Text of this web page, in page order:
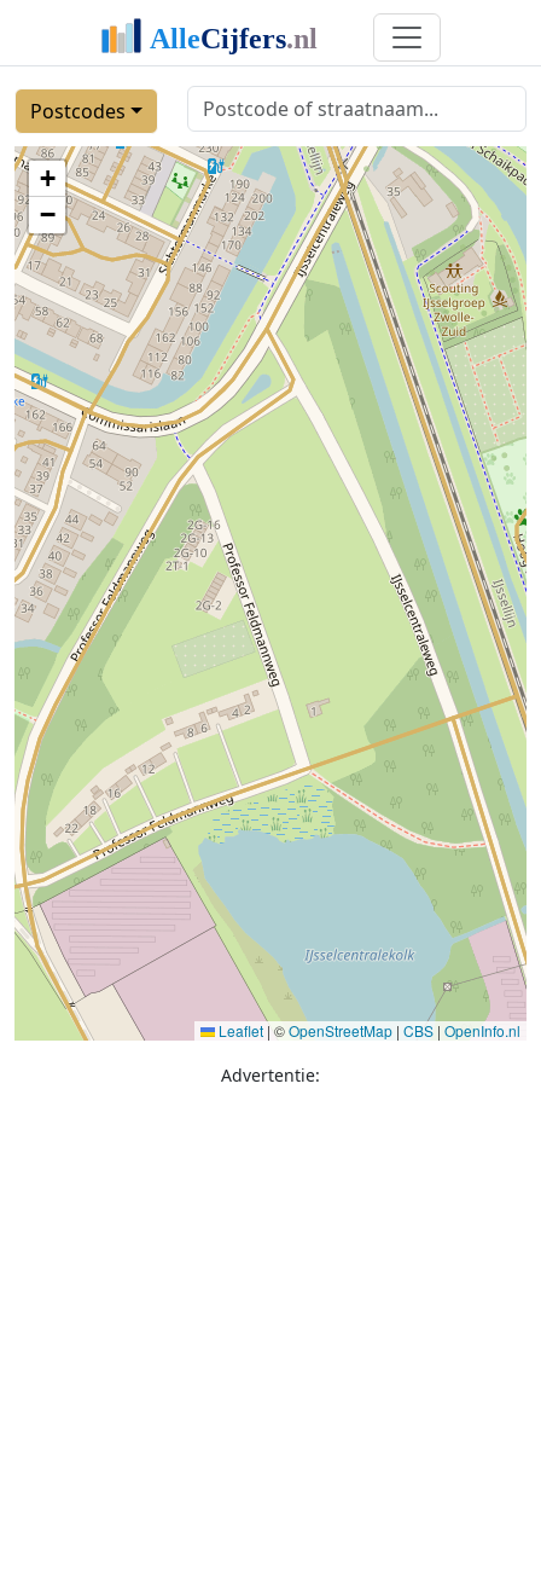
Postcodes
+
−
Leaflet | ©OpenStreetMap | CBS | OpenInfo.nl
Advertentie: